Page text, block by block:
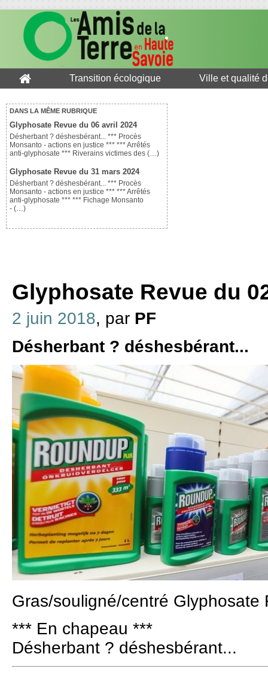
Transition écologique Ville et qualité
DANS LA MÊME RUBRIQUE
Glyphosate Revue du 06 avril 2024
Désherbant ? déshesbérant... *** Procès
Monsanto - actions en justice *** *** Arrêtés
anti-glyphosate *** Riverains victimes des (…)
Glyphosate Revue du 31 mars 2024
Désherbant ? déshesbérant... *** Procès
Monsanto - actions en justice *** *** Arrêtés
anti-glyphosate *** *** Fichage Monsanto
- (…)
Glyphosate Revue du
2 juin 2018, par PF
Désherbant ? déshesbérant...
Gras/souligné/centré
*** En chapeau ***
Désherbant ? déshesbérant...